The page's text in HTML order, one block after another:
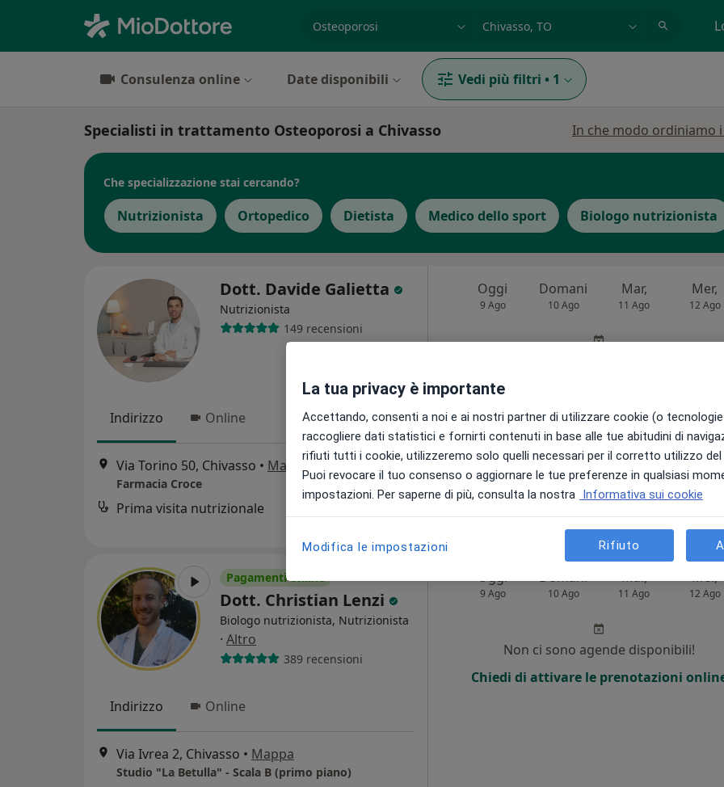
Consulenza online Date disponibili Vedi più filtri • 1
Specialisti in trattamento Osteoporosi a Chivasso In che modo ordiniamo
Che specializzazione stai cercando?
Nutrizionista Ortopedico Dietista Medico dello sport Biologo nutrizionista
Dott. Davide Galietta
Nutrizionista
149 recensioni
Indirizzo Online
Via Torino 50, Chivasso • Mappa
Farmacia Croce
Prima visita nutrizionale
Oggi
9 Ago
Domani
10 Ago
Mar,
11 Ago
Mer,
12 Ago
Chiedi di attivare le prenotazioni online
Pagamenti online
Dott. Christian Lenzi
Biologo nutrizionista, Nutrizionista
· Altro
389 recensioni
Indirizzo Online
Via Ivrea 2, Chivasso • Mappa
Studio "La Betulla" - Scala B (primo piano)
Oggi
9 Ago
Domani
10 Ago
Mar,
11 Ago
Mer,
12 Ago
Non ci sono agende disponibili!
Chiedi di attivare le prenotazioni
La tua privacy è importante
Accettando, consenti a noi e ai nostri partner di utilizzare cookie (o
raccogliere dati statistici e fornirti contenuti in base alle tue abitudini di
rifiuti tutti i cookie, utilizzeremo solo quelli necessari per il corretto utilizzo
Puoi revocare il tuo consenso o aggiornare le tue preferenze in qualsiasi
impostazioni. Per saperne di più, consulta la nostra
Informativa sui cookie
Modifica le impostazioni Rifiuto